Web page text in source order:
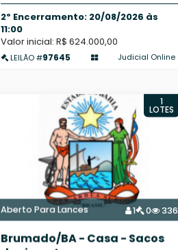
2º Encerramento: 20/08/2026 às
11:00
Valor inicial: R$ 624.000,00
LEILÃO #97645 Judicial Online
Aberto Para Lances 1 0 336
1
LOTES
Brumado/BA - Casa - Sacos